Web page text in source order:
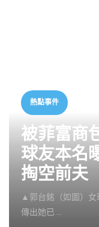
熱點事件
被菲富商
球友本名
掏空前夫
▲郭台銘（如圖）女
傳出她已 …